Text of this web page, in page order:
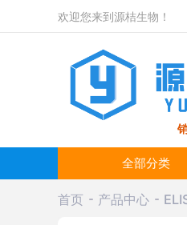
欢迎您来到源桔生物！
全部分类
首页 产品中心